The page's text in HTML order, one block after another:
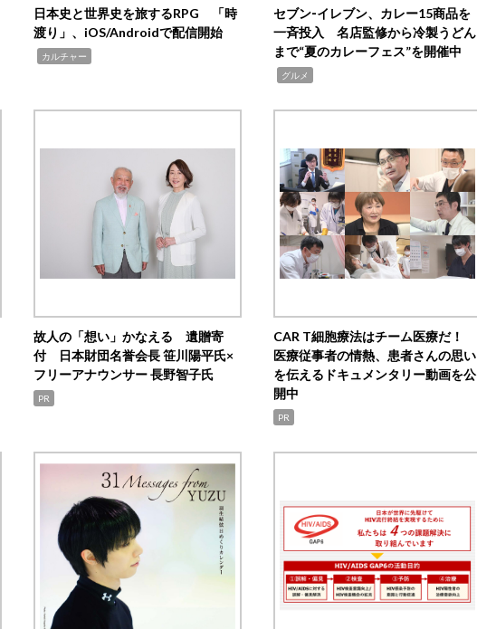
日本史と世界史を旅するRPG 「時
渡り」、iOS/Androidで配信開始
カルチャー
セブン‐イレブン、カレー15商品を
一斉投入 名店監修から冷製うどん
まで“夏のカレーフェス”を開催中
グルメ
故人の「想い」かなえる 遺贈寄
付 日本財団名誉会長 笹川陽平氏×
フリーアナウンサー 長野智子氏
PR
CAR T細胞療法はチーム医療だ！
医療従事者の情熱、患者さんの思い
を伝えるドキュメンタリー動画を公
開中
PR